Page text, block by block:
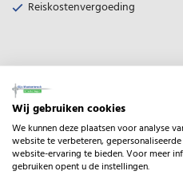
Reiskostenvergoeding
Wij gebruiken cookies
We kunnen deze plaatsen voor analyse
website te verbeteren,
website-ervaring te bieden. Voor meer
gebruiken opent u de instellingen.